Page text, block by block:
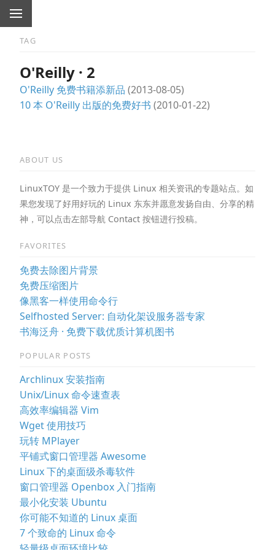
TAG
O'Reilly · 2
O'Reilly 免费书籍添新品 (2013-08-05)
10 本 O'Reilly 出版的免费好书 (2010-01-22)
ABOUT US
LinuxTOY 是一个致力于提供 Linux 相关资讯的专题站点。如
果您发现了好用好玩的 Linux 东东并愿意发扬自由、分享的精
神，可以点击左部导航 Contact 按钮进行投稿。
FAVORITES
免费去除图片背景
免费压缩图片
像黑客一样使用命令行
Selfhosted Server: 自动化架设服务器专家
书海泛舟 · 免费下载优质计算机图书
POPULAR POSTS
Archlinux 安装指南
Unix/Linux 命令速查表
高效率编辑器 Vim
Wget 使用技巧
玩转 MPlayer
平铺式窗口管理器 Awesome
Linux 下的桌面级杀毒软件
窗口管理器 Openbox 入门指南
最小化安装 Ubuntu
你可能不知道的 Linux 桌面
7 个致命的 Linux 命令